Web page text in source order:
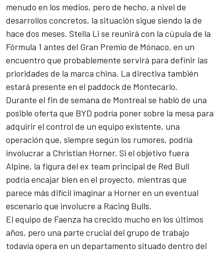
menudo en los medios, pero de hecho, a nivel de
desarrollos concretos, la situación sigue siendo la de
hace dos meses. Stella Li se reunirá con la cúpula de la
Fórmula 1 antes del Gran Premio de Mónaco, en un
encuentro que probablemente servirá para definir las
prioridades de la marca china. La directiva también
estará presente en el paddock de Montecarlo.
Durante el fin de semana de Montreal se habló de una
posible oferta que BYD podría poner sobre la mesa para
adquirir el control de un equipo existente, una
operación que, siempre según los rumores, podría
involucrar a Christian Horner. Si el objetivo fuera
Alpine, la figura del ex team principal de Red Bull
podría encajar bien en el proyecto, mientras que
parece más difícil imaginar a Horner en un eventual
escenario que involucre a Racing Bulls.
El equipo de Faenza ha crecido mucho en los últimos
años, pero una parte crucial del grupo de trabajo
todavía opera en un departamento situado dentro del